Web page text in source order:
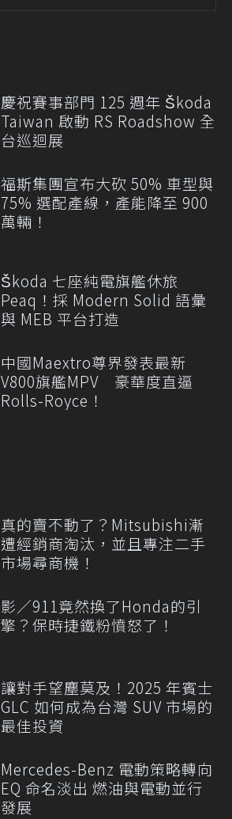
慶祝賽事部門 125 週年 Škoda
Taiwan 啟動 RS Roadshow 全
台巡迴展
福斯集團宣布大砍 50% 車型與
75% 選配產線，產能降至 900
萬輛！
Škoda 七座純電旗艦休旅
Peaq！採 Modern Solid 語彙
與 MEB 平台打造
中國Maextro尊界發表最新
V800旗艦MPV 豪華度直逼
Rolls-Royce！
真的賣不動了？Mitsubishi漸
遭經銷商淘汰，並且專注二手
市場尋商機！
影／911竟然換了Honda的引
擎？保時捷鐵粉憤怒了！
讓對手望塵莫及！2025 年賓士
GLC 如何成為台灣 SUV 市場的
最佳投資
Mercedes-Benz 電動策略轉向
EQ 命名淡出 燃油與電動並行
發展